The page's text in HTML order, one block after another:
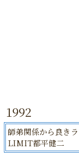
1992
師弟関係から良
LIMIT都平健二